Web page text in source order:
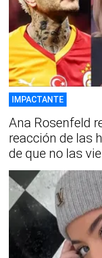
IMPACTANTE
Ana Rosenfeld
reacción de las
de que no las